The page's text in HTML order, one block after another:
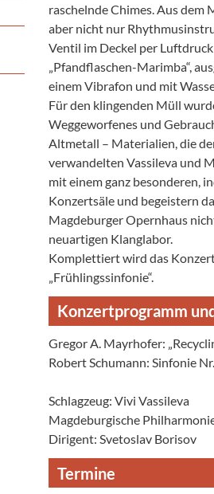
raschelnde Chimes. Aus dem
aber nicht nur
Ventil im Deckel per
„Pfandflaschen-Marimba“,
einem Vibrafon und mit
Für den klingenden Müll
Weggeworfenes und
Altmetall – Materialien, die
verwandelten Vassileva und
mit einem ganz besonderen,
Konzertsäle und begeistern
Magdeburger Opernhaus
neuartigen Klanglabor.
Komplettiert wird das
„Frühlingssinfonie“.
Konzertprogramm
Gregor A. Mayrhofer:
Robert Schumann: Sinfonie
Schlagzeug: Vivi Vassileva
Magdeburgische
Dirigent: Svetoslav Borisov
Termine